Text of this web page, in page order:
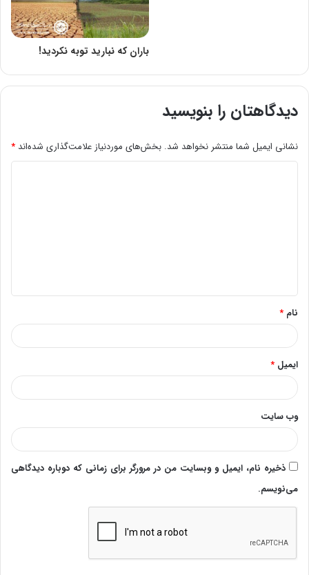
باران که نبارید توبه نکردید!
دیدگاهتان را بنویسید
نشانی ایمیل شما منتشر نخواهد شد. بخش‌های موردنیاز علامت‌گذاری شده‌اند *
*
نام *
ایمیل *
وب‌ سایت
ذخیره نام، ایمیل و وبسایت من در مرورگر برای زمانی که دوباره دیدگاهی
می‌نویسم.